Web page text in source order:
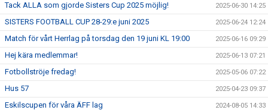
Tack ALLA som gjorde Sisters Cup 2025 möjlig! 2025-06-30 14:25
SISTERS FOOTBALL CUP 28-29:e juni 2025 2025-06-24 12:24
Match för vårt Herrlag på torsdag den 19 juni KL 19:00 2025-06-16 09:29
Hej kära medlemmar! 2025-06-13 07:21
Fotbollströje fredag! 2025-05-06 07:22
Hus 57 2025-04-23 09:37
Eskilscupen för våra ÄFF lag 2024-08-05 14:33